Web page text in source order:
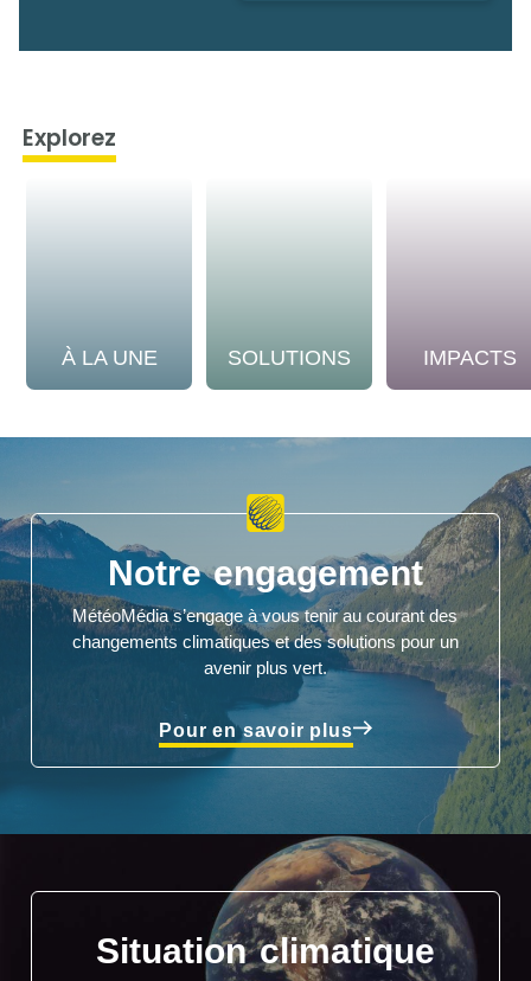
Explorez
À LA UNE SOLUTIONS IMPACTS
Notre engagement
MétéoMédia s’engage à vous tenir au courant des
changements climatiques et des solutions pour un
avenir plus vert.
Pour en savoir plus
Situation climatique